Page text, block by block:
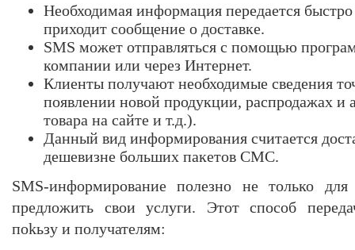
Необходимая информация передается
приходит сообщение о доставке.
SMS может отправляться с помощью
компании или через Интернет.
Клиенты получают необходимые сведения
появлении новой продукции, распродажах и
товара на сайте и т.д.).
Данный вид информирования считается
дешевизне больших пакетов СМС.
SMS-информирование полезно не только
предложить свои услуги. Этот способ
поkьзу и получателям: